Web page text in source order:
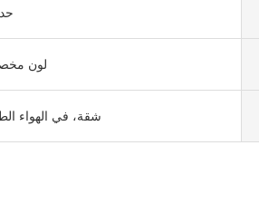
لون
شقة، في الهواء